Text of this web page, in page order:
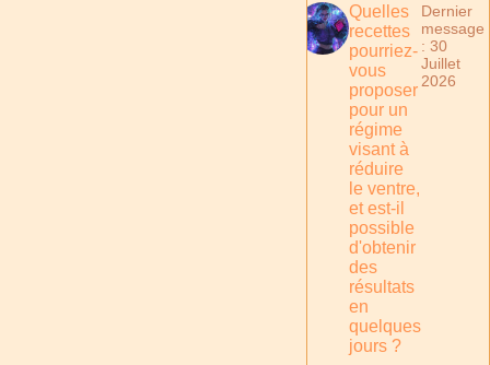
Quelles
recettes
pourriez-
vous
proposer
pour un
régime
visant à
réduire
le ventre,
et est-il
possible
d'obtenir
des
résultats
en
quelques
jours ?
Dernier
message
: 30
Juillet
2026